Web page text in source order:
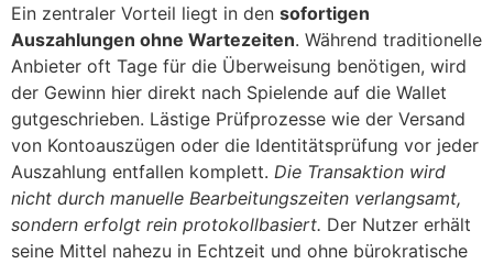
Ein zentraler Vorteil liegt in den sofortigen
Auszahlungen ohne Wartezeiten. Während traditionelle
Anbieter oft Tage für die Überweisung benötigen, wird
der Gewinn hier direkt nach Spielende auf die Wallet
gutgeschrieben. Lästige Prüfprozesse wie der Versand
von Kontoauszügen oder die Identitätsprüfung vor jeder
Auszahlung entfallen komplett. Die Transaktion wird
nicht durch manuelle Bearbeitungszeiten verlangsamt,
sondern erfolgt rein protokollbasiert. Der Nutzer erhält
seine Mittel nahezu in Echtzeit und ohne bürokratische